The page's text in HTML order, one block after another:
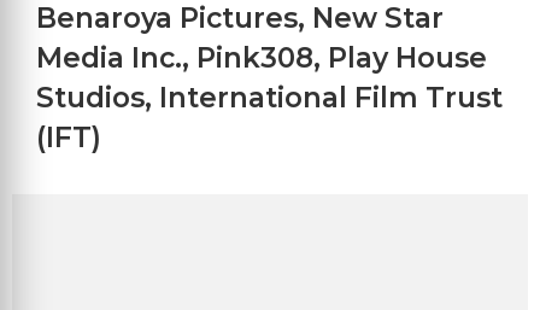
Benaroya Pictures, New Star
Media Inc., Pink308, Play House
Studios, International Film Trust
(IFT)